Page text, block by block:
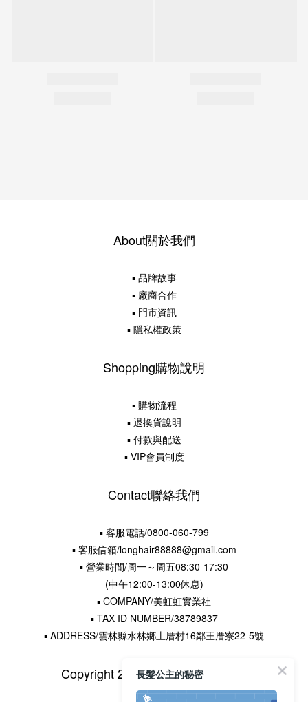
About關於我們
▪ 品牌故事
▪ 廠商合作
▪ 門市資訊
▪ 隱私權政策
Shopping購物說明
▪ 購物流程
▪ 退換貨說明
▪ 付款與配送
▪ VIP會員制度
Contact聯絡我們
▪ 客服電話/0800-060-799
▪ 客服信箱/longhair88888@gmail.com
▪ 營業時間/周一～周五08:30-17:30
(中午12:00-13:00休息)
▪ COMPANY/美虹虹實業社
▪ TAX ID NUMBER/38789837
▪ ADDRESS/雲林縣水林鄉土厝村16鄰王厝寮22-5號
Copyright 2015 © 長髮公主的秘密
長髮公主的秘密